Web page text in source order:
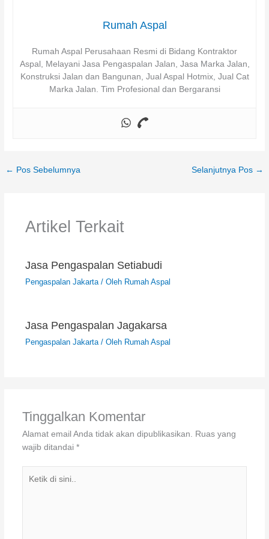
Rumah Aspal
Rumah Aspal Perusahaan Resmi di Bidang Kontraktor
Aspal, Melayani Jasa Pengaspalan Jalan, Jasa Marka Jalan,
Konstruksi Jalan dan Bangunan, Jual Aspal Hotmix, Jual Cat
Marka Jalan. Tim Profesional dan Bergaransi
← Pos Sebelumnya Selanjutnya Pos →
Artikel Terkait
Jasa Pengaspalan Setiabudi
Pengaspalan Jakarta/ Oleh Rumah Aspal
Jasa Pengaspalan Jagakarsa
Pengaspalan Jakarta/ Oleh Rumah Aspal
Tinggalkan Komentar
Alamat email Anda tidak akan dipublikasikan.
Ruas yang
wajib ditandai *